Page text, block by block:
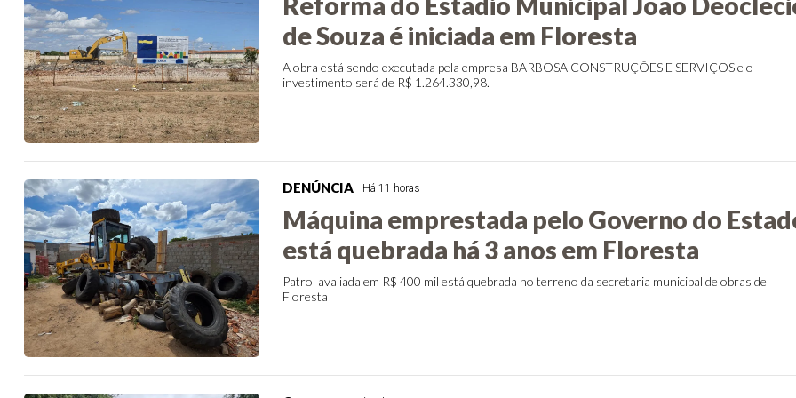
de Souza é iniciada em Floresta
A obra está sendo executada pela empresa BARBOSA CONSTRUÇÕES E SERVIÇOS e o
investimento será de R$ 1.264.330,98.
DENÚNCIA Há 11 horas
Máquina emprestada pelo Governo do
está quebrada há 3 anos em Floresta
Patrol avaliada em R$ 400 mil está quebrada no terreno da secretaria municipal de obras de
Floresta